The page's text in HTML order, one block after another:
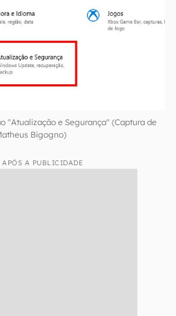
"Atualização e Segurança" (Captura de
Bigogno)
A PUBLICIDADE